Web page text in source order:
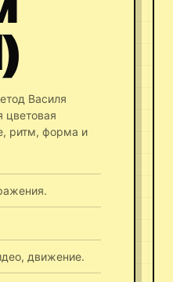
Василя
цветовая
ритм, форма и
движение.